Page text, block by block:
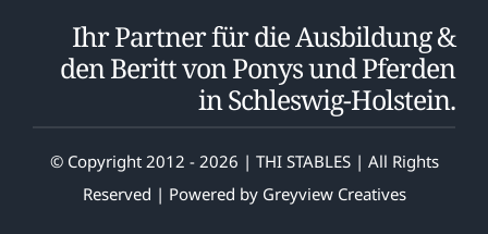
Ihr Partner für die Ausbildung &
den Beritt von Ponys und Pferden
in Schleswig-Holstein.
© Copyright 2012 - 2026 | THI STABLES | All Rights
Reserved | Powered by Greyview Creatives